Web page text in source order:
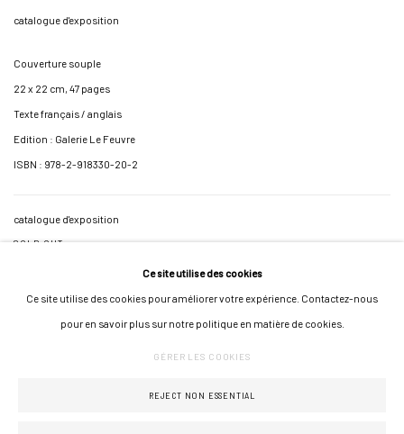
catalogue d'exposition
Couverture souple
22 x 22 cm, 47 pages
Texte français / anglais
Edition : Galerie Le Feuvre
ISBN : 978-2-918330-20-2
catalogue d'exposition
SOLD OUT
Ce site utilise des cookies
Ce site utilise des cookies pour améliorer votre expérience. Contactez-nous
pour en savoir plus sur notre politique en matière de cookies.
GÉRER LES COOKIES
REJECT NON ESSENTIAL